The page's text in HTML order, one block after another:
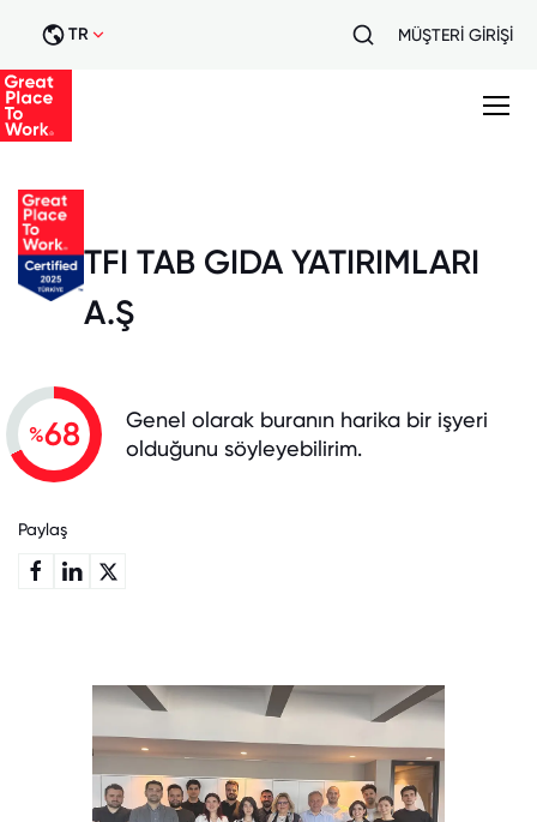
TR MÜŞTERİ GİRİŞİ
TFI TAB GIDA YATIRIMLARI
A.Ş
%68
Genel olarak buranın harika bir işyeri
olduğunu söyleyebilirim.
Paylaş